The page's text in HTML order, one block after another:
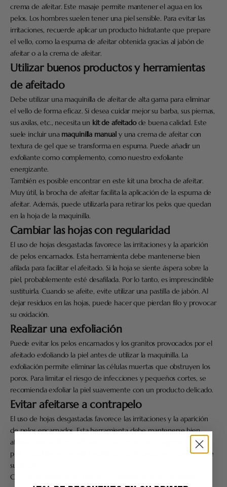
crema de afeitar. Este masaje permite mantener el agua en los
pelos. Los hombres suelen tener una piel sensible. Para evitar las
irritaciones, recuerde aplicar un producto hidratante que prepare
el vello, como la espuma de afeitar obtenida gracias al jabón de
afeitar o a la crema de afeitar.
Utilizar buenos productos y herramientas
de afeitado
Debe utilizar una maquinilla de afeitar de alta gama para eliminar
el vello de forma eficaz. Si desea cuidar mejor su barba, sus piernas,
sus axilas, etc., necesita un kit de afeitadode buena calidad. Este
suele incluir una maquinilla manual y una crema de afeitar con
textura de gel que se transforma en espuma. Puede añadir un
exfoliante como complemento, como nuestro exfoliante
energizante.
También es posible encontrar en este kit una brocha de afeitar.
Muy útil, la brocha de afeitar facilita la aplicación de la espuma de
afeitar. Además, puede utilizarla para retirar los pelos que quedan
en la hoja de la maquinilla.
Cambiar las hojas con regularidad
El uso de hojas desgastadas favorece las irritaciones y la aparición
de pelos encarnados. Esta herramienta debe mantenerse bien
afilada para facilitar el afeitado. Si la hoja se siente áspera sobre la
piel, probablemente esté desafilada. Por lo tanto, es imprescindible
sustituirla.Cuando se afeite, evite utilizar una pastilla de jabón. Al
dejar residuos en las hojas, puede hacer que pierdan filo y provocar
su oxidación.
Realizar una exfoliación
Puede evitar los pelos encarnados y los granitos provocados por el
afeitado exfoliando la piel antes de utilizar la maquinilla. La
exfoliación permite eliminar las células muertas que obstruyen los
poros. Para limitar el riesgo de infecciones y pequeños cortes, se
recomienda exfoliar la piel suavemente con un producto delicado.
Evitar afeitarse a contrapelo
El uso de hojas desgastadas favorece las irritaciones y la aparición
de pelos encarnados. Esta herramienta debe mantenerse bien
afilada para facilitar el afeitado. Si la hoja se siente áspera sobre la
piel, probablemente esté desafilada. Por lo tanto, es imprescindible
sustituirla.
Cuando se afeite, evite utilizar una pastilla de jabón. Al dejar